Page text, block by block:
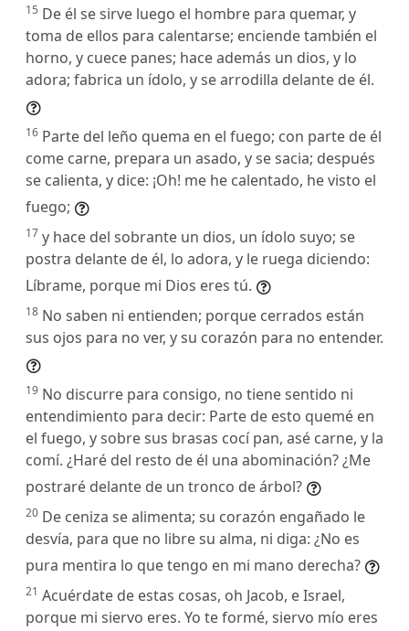
15 De él se sirve luego el hombre para quemar, y
toma de ellos para calentarse; enciende también el
horno, y cuece panes; hace además un dios, y lo
adora; fabrica un ídolo, y se arrodilla delante de él.
16 Parte del leño quema en el fuego; con parte de él
come carne, prepara un asado, y se sacia; después
se calienta, y dice: ¡Oh! me he calentado, he visto el
fuego;
17 y hace del sobrante un dios, un ídolo suyo; se
postra delante de él, lo adora, y le ruega diciendo:
Líbrame, porque mi Dios eres tú.
18 No saben ni entienden; porque cerrados están
sus ojos para no ver, y su corazón para no entender.
19 No discurre para consigo, no tiene sentido ni
entendimiento para decir: Parte de esto quemé en
el fuego, y sobre sus brasas cocí pan, asé carne, y la
comí. ¿Haré del resto de él una abominación? ¿Me
postraré delante de un tronco de árbol?
20 De ceniza se alimenta; su corazón engañado le
desvía, para que no libre su alma, ni diga: ¿No es
pura mentira lo que tengo en mi mano derecha?
21 Acuérdate de estas cosas, oh Jacob, e Israel,
porque mi siervo eres. Yo te formé, siervo mío eres